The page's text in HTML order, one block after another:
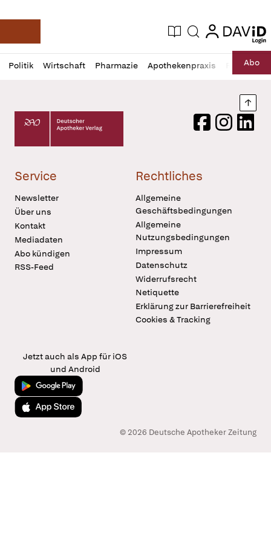
Deutsche Apotheker Zeitung
Aktuelle Ausgabe
Suche login
login
Politik Wirtschaft Pharmazie Apothekenpraxis RechtAbo
Profil
öffnen
Daz
Pur
Deutscher Apotheker Verlag Logo
FacebookInstagram
Service
Newsletter
Über uns
Kontakt
Mediadaten
Abo kündigen
RSS-Feed
Rechtliches
Allgemeine
Geschäftsbedingungen
Allgemeine
Nutzungsbedingungen
Impressum
Datenschutz
Widerrufsrecht
Netiquette
Erklärung zur Barrierefreiheit
Cookies & Tracking
Jetzt auch als App für iOS
und Android
Jetzt bei Google Play
Laden im App Store
© 2026 Deutsche Apotheker Zeitung